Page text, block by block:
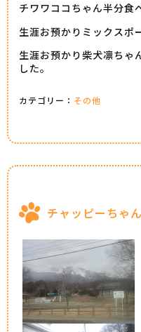
チワワココちゃん半分食
生涯お預かりミックスポ
生涯お預かり柴犬凛ちゃ
した。
カテゴリー： その他
チャッピーちゃ